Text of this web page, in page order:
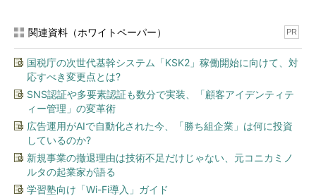
関連資料（ホワイトペーパー） PR
国税庁の次世代基幹システム「KSK2」稼働開始に向けて、対
応すべき変更点とは?
SNS認証や多要素認証も数分で実装、「顧客アイデンティテ
ィー管理」の変革術
広告運用がAIで自動化された今、「勝ち組企業」は何に投資
しているのか?
新規事業の撤退理由は技術不足だけじゃない、元コニカミノ
ルタの起業家が語る
学習塾向け「Wi-Fi導入」ガイド